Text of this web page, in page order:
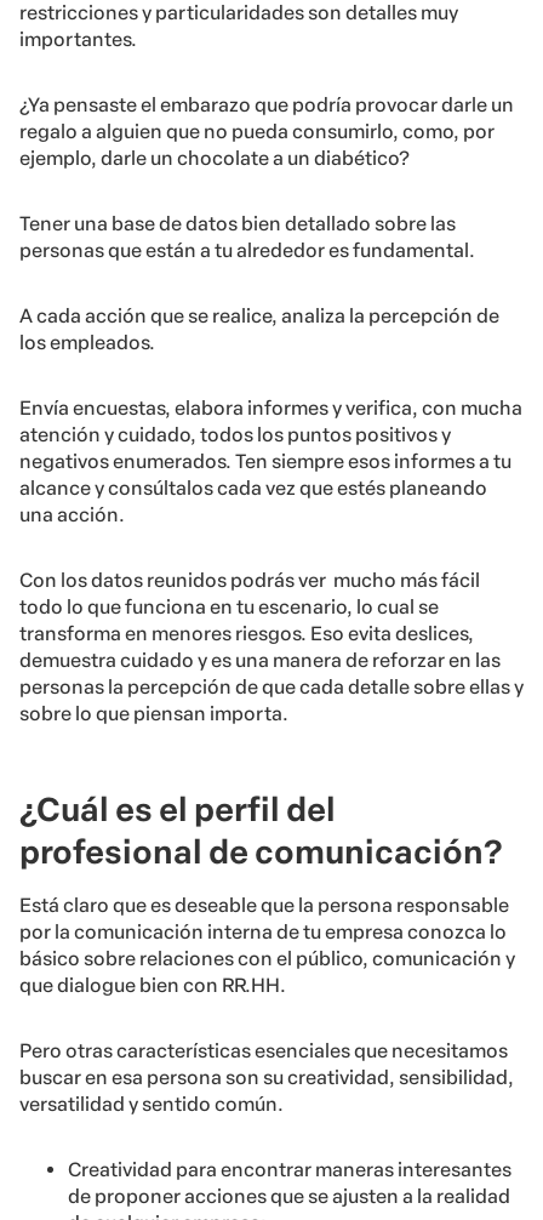
restricciones y particularidades son detalles muy
importantes.
¿Ya pensaste el embarazo que podría provocar darle un
regalo a alguien que no pueda consumirlo, como, por
ejemplo, darle un chocolate a un diabético?
Tener una base de datos bien detallado sobre las
personas que están a tu alrededor es fundamental.
A cada acción que se realice, analiza la percepción de
los empleados.
Envía encuestas, elabora informes y verifica, con mucha
atención y cuidado, todos los puntos positivos y
negativos enumerados. Ten siempre esos informes a tu
alcance y consúltalos cada vez que estés planeando
una acción.
Con los datos reunidos podrás ver mucho más fácil
todo lo que funciona en tu escenario, lo cual se
transforma en menores riesgos. Eso evita deslices,
demuestra cuidado y es una manera de reforzar en las
personas la percepción de que cada detalle sobre ellas y
sobre lo que piensan importa.
¿Cuál es el perfil del
profesional de comunicación?
Está claro que es deseable que la persona responsable
por la comunicación interna de tu empresa conozca lo
básico sobre relaciones con el público, comunicación y
que dialogue bien con RR.HH.
Pero otras características esenciales que necesitamos
buscar en esa persona son su creatividad, sensibilidad,
versatilidad y sentido común.
Creatividad para encontrar maneras interesantes
de proponer acciones que se ajusten a la realidad